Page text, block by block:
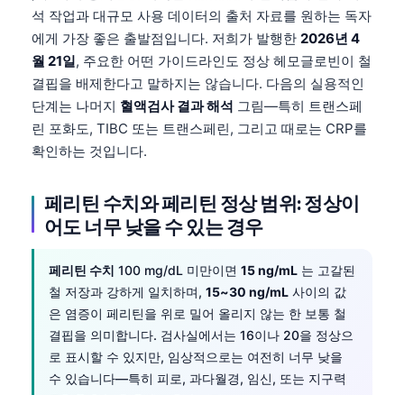
석 작업과 대규모 사용 데이터의 출처 자료를 원하는 독자
에게 가장 좋은 출발점입니다. 저희가 발행한 2026년 4
월 21일, 주요한 어떤 가이드라인도 정상 헤모글로빈이 철
결핍을 배제한다고 말하지는 않습니다. 다음의 실용적인
단계는 나머지 혈액검사 결과 해석 그림—특히 트랜스페
린 포화도, TIBC 또는 트랜스페린, 그리고 때로는 CRP를
확인하는 것입니다.
페리틴 수치와 페리틴 정상 범위: 정상이
어도 너무 낮을 수 있는 경우
페리틴 수치 100 mg/dL 미만이면 15 ng/mL 는 고갈된
철 저장과 강하게 일치하며, 15~30 ng/mL 사이의 값
은 염증이 페리틴을 위로 밀어 올리지 않는 한 보통 철
결핍을 의미합니다. 검사실에서는 16이나 20을 정상으
로 표시할 수 있지만, 임상적으로는 여전히 너무 낮을
수 있습니다—특히 피로, 과다월경, 임신, 또는 지구력